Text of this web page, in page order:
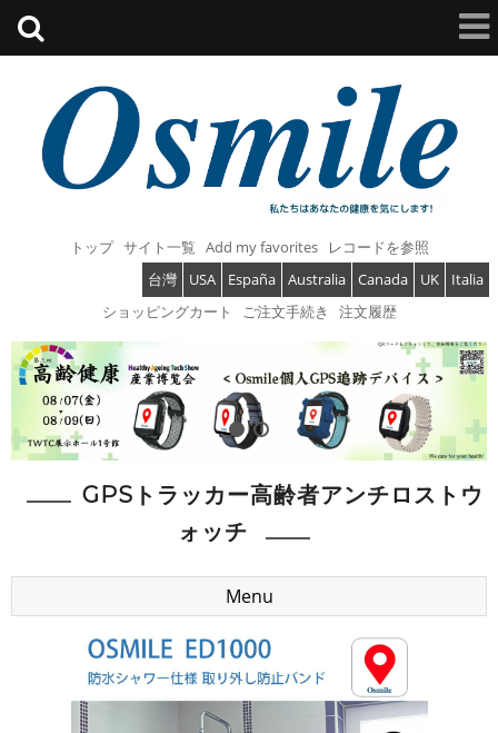
トップ サイト一覧 Add my favorites
台灣
USA España Australia Canada UK Italia
レコードを参照
ショッピングカート ご注文手続き 注文履歴
GPSトラッカー高齢者アンチロストウ
ォッチ
Menu